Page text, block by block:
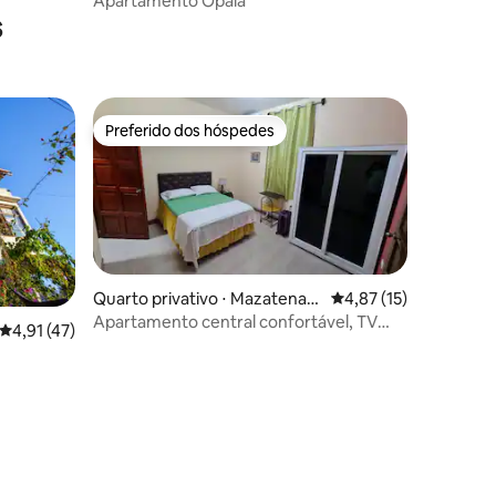
4,91 de uma avaliação média de 5, 47 avaliações
4,91 (47)
Preferido dos hóspedes
Preferido dos hóspedes
Quarto privativo ⋅ Mazatenan
go
4,87 de uma
4,87 (15)
Apartamento central confortável, TV